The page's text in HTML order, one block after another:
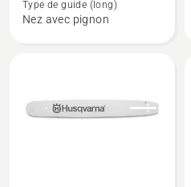
Force
SM
Type de guide (long)
Nez avec pignon